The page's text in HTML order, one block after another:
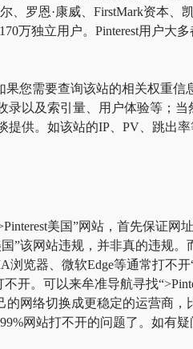
罗恩·康威、FirstMark资本、
万独立用户。Pinterest用户大多
果您需要查询该站的相关权重信
录以及索引量、用户体验等；
提供。如该站的IP、PV、跳出率
美国”网站，首先保证
”该网站违规，并非真的违规
览器、微软Edge等通常打不
。可以来牟准导航寻找
网络切换成更稳定的运营商
网站打不开的问题了。如有